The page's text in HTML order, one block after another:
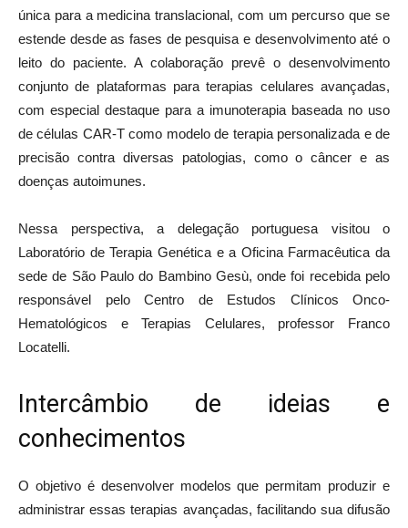
única para a medicina translacional, com um percurso que se
estende desde as fases de pesquisa e desenvolvimento até o
leito do paciente. A colaboração prevê o desenvolvimento
conjunto de plataformas para terapias celulares avançadas,
com especial destaque para a imunoterapia baseada no uso
de células CAR-T como modelo de terapia personalizada e de
precisão contra diversas patologias, como o câncer e as
doenças autoimunes.
Nessa perspectiva, a delegação portuguesa visitou o
Laboratório de Terapia Genética e a Oficina Farmacêutica da
sede de São Paulo do Bambino Gesù, onde foi recebida pelo
responsável pelo Centro de Estudos Clínicos Onco-
Hematológicos e Terapias Celulares, professor Franco
Locatelli.
Intercâmbio de ideias e
conhecimentos
O objetivo é desenvolver modelos que permitam produzir e
administrar essas terapias avançadas, facilitando sua difusão